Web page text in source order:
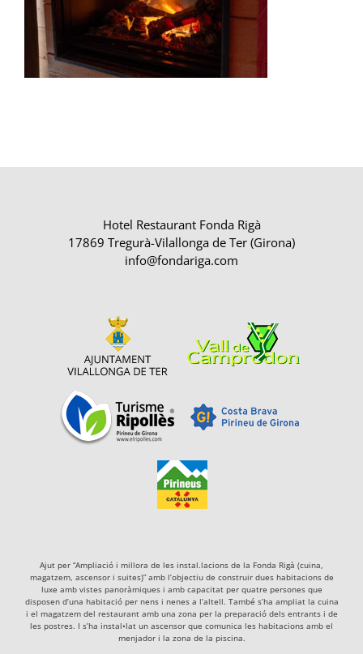
Hotel Restaurant Fonda Rigà
17869 Tregurà-Vilallonga de Ter (Girona)
info@fondariga.com
Ajut per “Ampliació i millora de les instal.lacions de la Fonda Rigà (cuina,
magatzem, ascensor i suites)” amb l’objectiu de construir dues habitacions de
luxe amb vistes panoràmiques i amb capacitat per quatre persones que
disposen d’una habitació per nens i nenes a l’altell. També s’ha ampliat la cuina
i el magatzem del restaurant amb una zona per la preparació dels entrants i de
les postres. I s’ha instal•lat un ascensor que comunica les habitacions amb el
menjador i la zona de la piscina.